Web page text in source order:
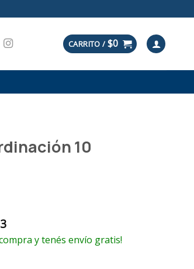
CARRITO / $0
10
y tenés envío gratis!